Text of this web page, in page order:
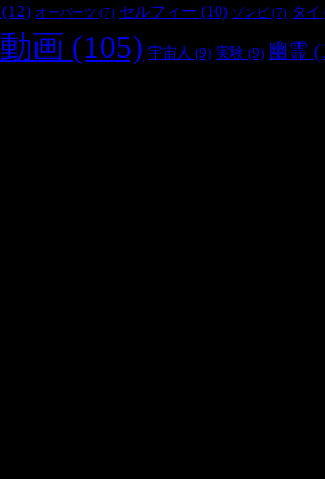
(12) オーパーツ (7) セルフィー (10) ゾンビ (7) タイ
動画 (105) 宇宙人 (9) 実験 (9) 幽霊